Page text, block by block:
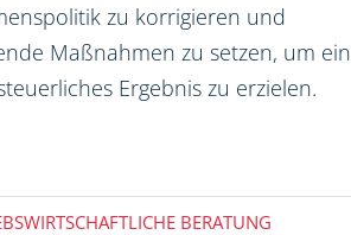
zu korrigieren und
Maßnahmen zu setzen, um ein
Ergebnis zu erzielen.
BERATUNG